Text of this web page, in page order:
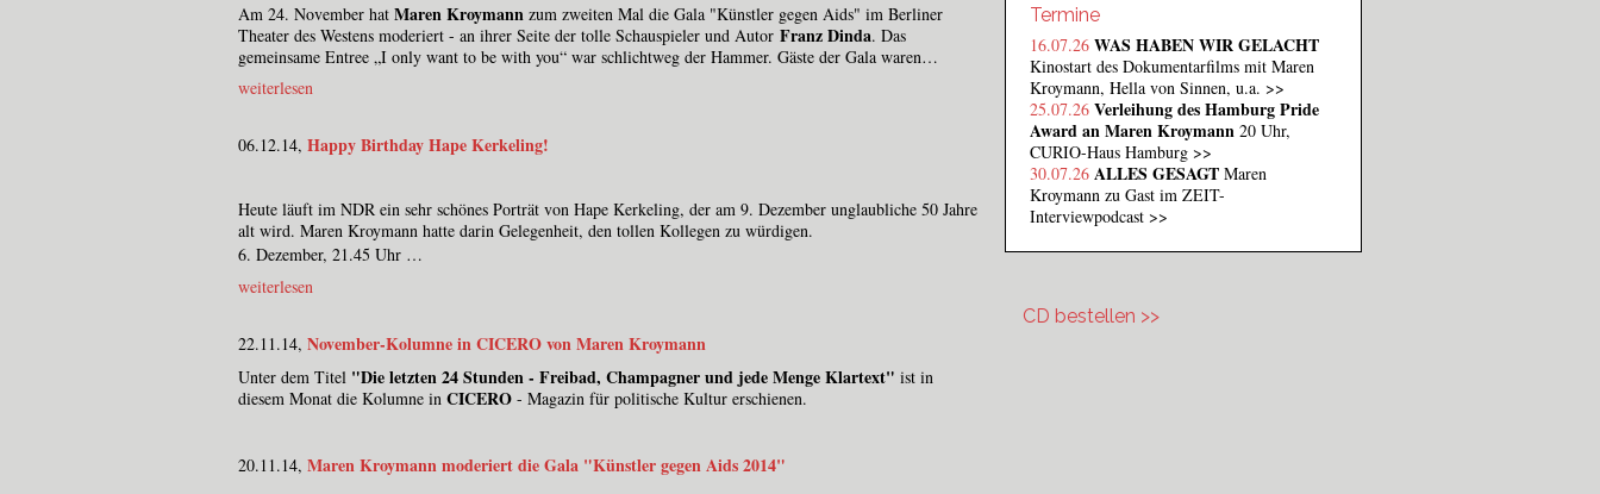
Am 24. November hat Maren Kroymann zum zweiten Mal die Gala "Künstler gegen Aids" im Berliner
Theater des Westens moderiert - an ihrer Seite der tolle Schauspieler und Autor Franz Dinda. Das
gemeinsame Entree „I only want to be with you“ war schlichtweg der Hammer. Gäste der Gala waren…
weiterlesen
06.12.14, Happy Birthday Hape Kerkeling!
Heute läuft im NDR ein sehr schönes Porträt von Hape Kerkeling, der am 9. Dezember unglaubliche 50 Jahre
alt wird. Maren Kroymann hatte darin Gelegenheit, den tollen Kollegen zu würdigen.
6. Dezember, 21.45 Uhr …
weiterlesen
22.11.14, November-Kolumne in CICERO von Maren Kroymann
Unter dem Titel "Die letzten 24 Stunden - Freibad, Champagner und jede Menge Klartext" ist in
diesem Monat die Kolumne in CICERO - Magazin für politische Kultur erschienen.
20.11.14, Maren Kroymann moderiert die Gala "Künstler gegen Aids 2014"
Termine
16.07.26 WAS HABEN WIR GELACHT
Kinostart des Dokumentarfilms mit Maren
Kroymann, Hella von Sinnen, u.a. >>
25.07.26 Verleihung des Hamburg Pride
Award an Maren Kroymann 20 Uhr,
CURIO-Haus Hamburg >>
30.07.26 ALLES GESAGT Maren
Kroymann zu Gast im ZEIT-
Interviewpodcast >>
CD bestellen >>